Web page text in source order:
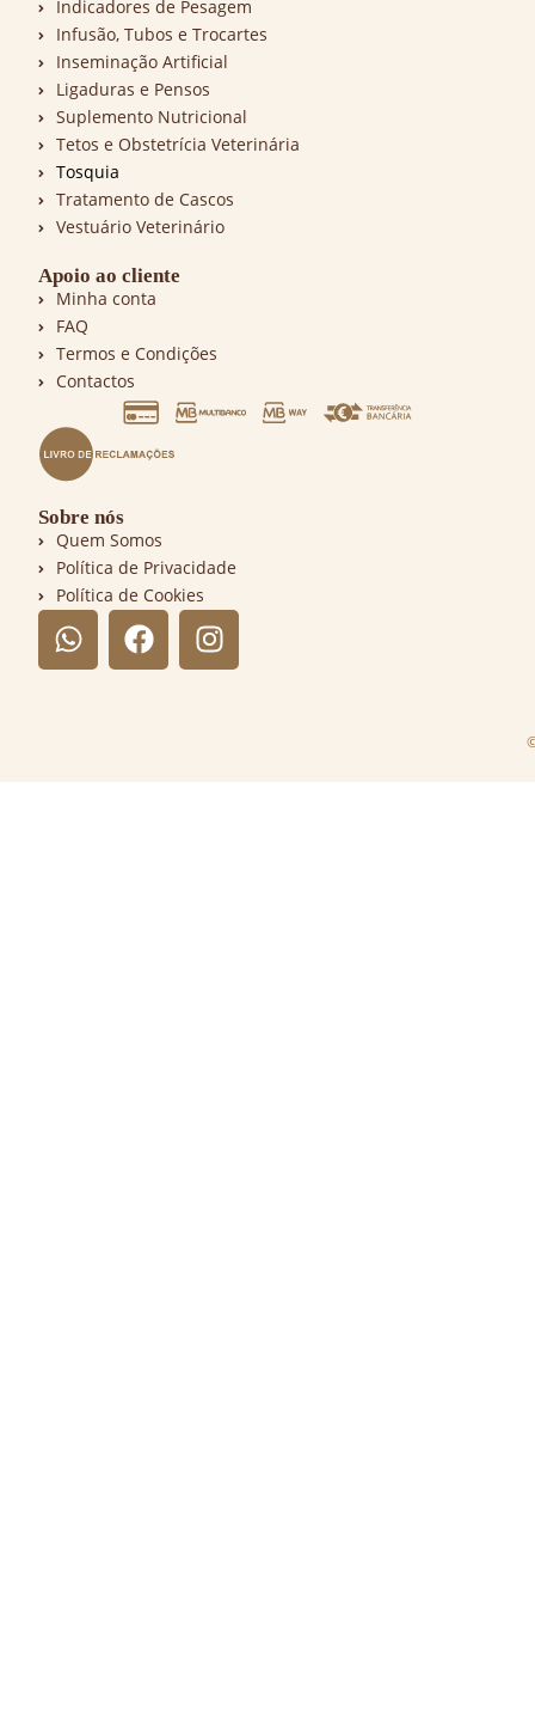
Indicadores de Pesagem
Infusão, Tubos e Trocartes
Inseminação Artificial
Ligaduras e Pensos
Suplemento Nutricional
Tetos e Obstetrícia Veterinária
Tosquia
Tratamento de Cascos
Vestuário Veterinário
Apoio ao cliente
Minha conta
FAQ
Termos e Condições
Contactos
Sobre nós
Quem Somos
Política de Privacidade
Política de Cookies